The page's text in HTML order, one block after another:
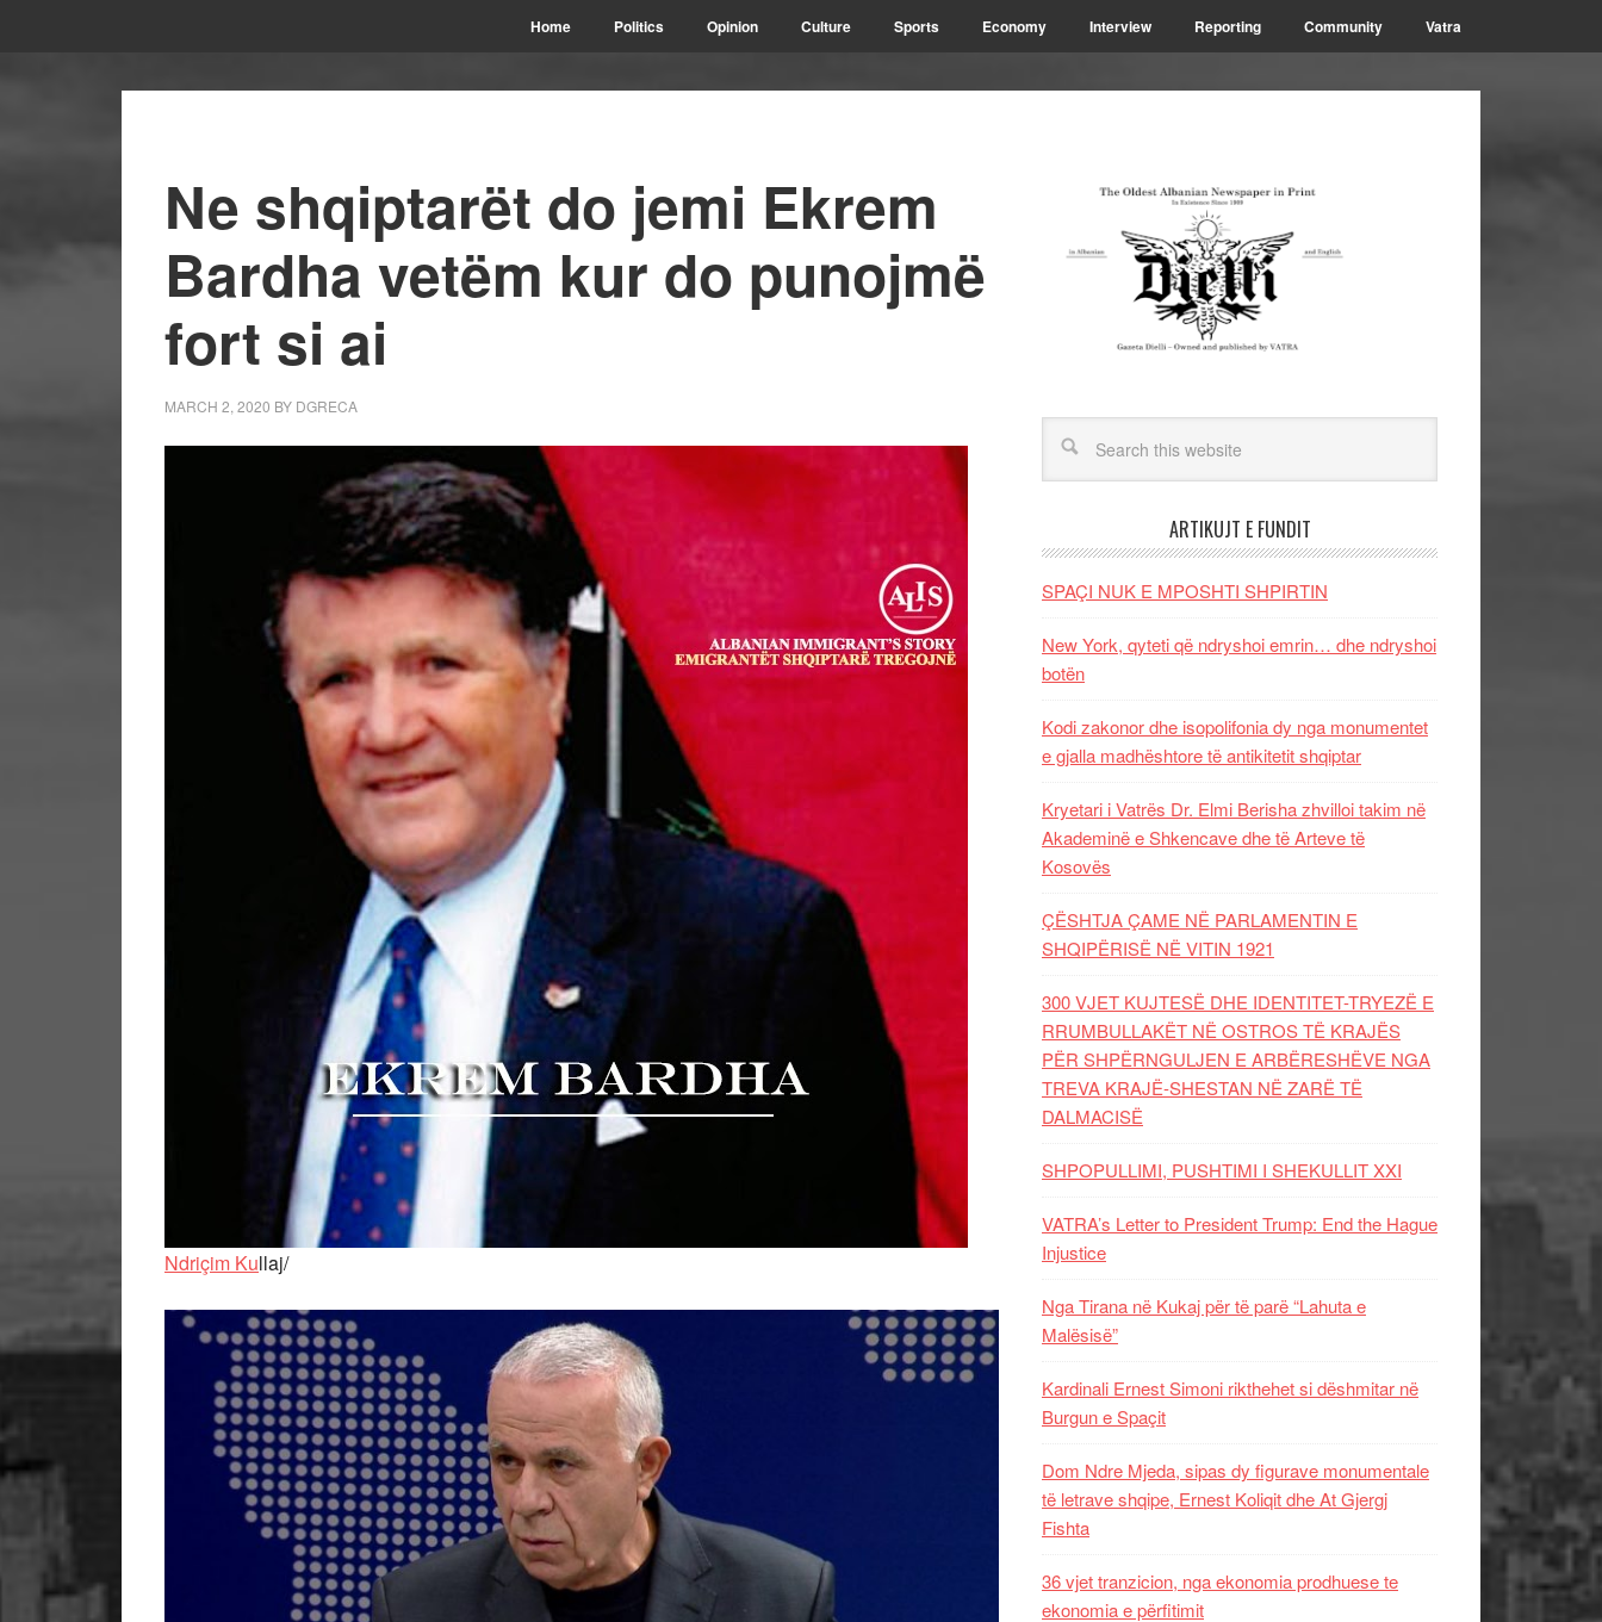
Home Politics Opinion Culture Sports Economy Interview Reporting Community Vatra
Ne shqiptarët do jemi Ekrem
Bardha vetëm kur do punojmë
fort si ai
MARCH 2, 2020 BY DGRECA
Ndriçim Kullaj/
ARTIKUJT E FUNDIT
SPAÇI NUK E MPOSHTI SHPIRTIN
New York, qyteti që ndryshoi emrin… dhe ndryshoi
botën
Kodi zakonor dhe isopolifonia dy nga monumentet
e gjalla madhështore të antikitetit shqiptar
Kryetari i Vatrës Dr. Elmi Berisha zhvilloi takim në
Akademinë e Shkencave dhe të Arteve të
Kosovës
ÇËSHTJA ÇAME NË PARLAMENTIN E
SHQIPËRISË NË VITIN 1921
300 VJET KUJTESË DHE IDENTITET-TRYEZË E
RRUMBULLAKËT NË OSTROS TË KRAJËS
PËR SHPËRNGULJEN E ARBËRESHËVE NGA
TREVA KRAJË-SHESTAN NË ZARË TË
DALMACISË
SHPOPULLIMI, PUSHTIMI I SHEKULLIT XXI
VATRA’s Letter to President Trump: End the Hague
Injustice
Nga Tirana në Kukaj për të parë “Lahuta e
Malësisë”
Kardinali Ernest Simoni rikthehet si dëshmitar në
Burgun e Spaçit
Dom Ndre Mjeda, sipas dy figurave monumentale
të letrave shqipe, Ernest Koliqit dhe At Gjergj
Fishta
36 vjet tranzicion, nga ekonomia prodhuese te
ekonomia e përfitimit